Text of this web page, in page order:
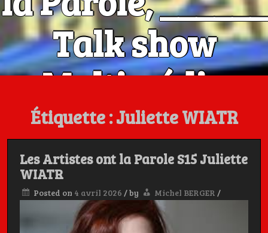
Talk show
Multimédia
Numéro 1 avec
Charly, et
Michel BERGER
Étiquette :Juliette WIATR
Les Artistes ont la Parole S15 Juliette
WIATR
Posted on 4 avril 2026 /by Michel BERGER /